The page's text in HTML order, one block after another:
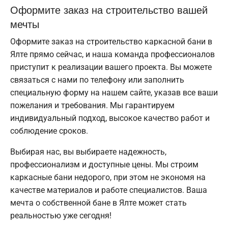
Оформите заказ на строительство вашей
мечты
Оформите заказ на строительство каркасной бани в
Ялте прямо сейчас, и наша команда профессионалов
приступит к реализации вашего проекта. Вы можете
связаться с нами по телефону или заполнить
специальную форму на нашем сайте, указав все ваши
пожелания и требования. Мы гарантируем
индивидуальный подход, высокое качество работ и
соблюдение сроков.
Выбирая нас, вы выбираете надежность,
профессионализм и доступные цены. Мы строим
каркасные бани недорого, при этом не экономя на
качестве материалов и работе специалистов. Ваша
мечта о собственной бане в Ялте может стать
реальностью уже сегодня!